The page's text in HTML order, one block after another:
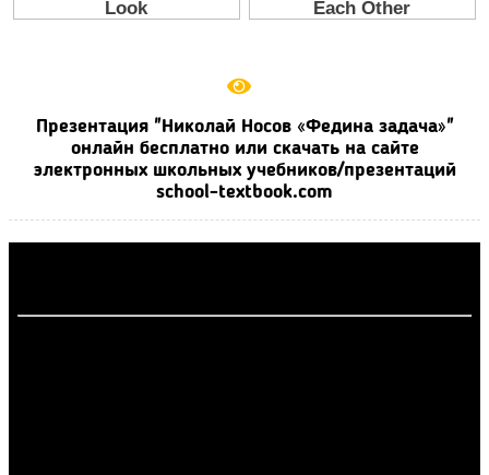
Презентация "Николай Носов «Федина задача»"
онлайн бесплатно или скачать на сайте
электронных школьных учебников/презентаций
school-textbook.com